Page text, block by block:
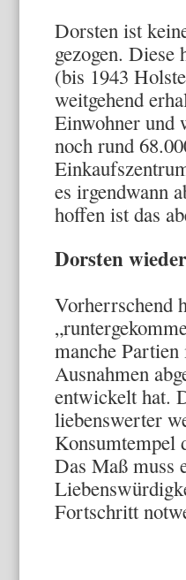
Dorsten ist
gezogen.
(bis 1943
weitgehend
Einwohner und
noch rund
es irgendwann
hoffen ist das
Dorsten
Vorherrschend
manche
Ausnahmen
entwickelt hat.
liebenswerter
Konsumtempel
Das Maß muss
Fortschritt